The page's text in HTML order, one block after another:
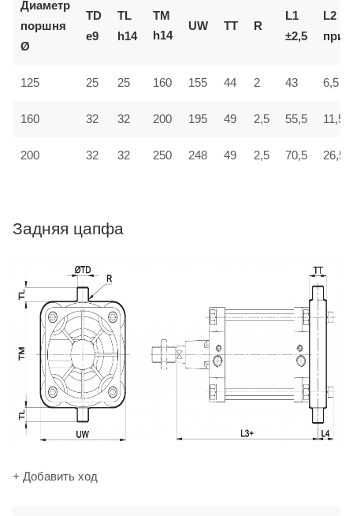
Диаметр
поршня
Ø
TD
e9
TL
h14
TM
h14
UW TT R
L1
±2,5
L2
125 25 25 160 155 44 2 43 6,5
160 32 32 200 195 49 2,5 55,5 11,5
200 32 32 250 248 49 2,5 70,5 26,5
Задняя цапфа
+ Добавить ход